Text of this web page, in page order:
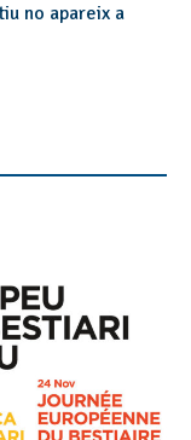
no apareix a